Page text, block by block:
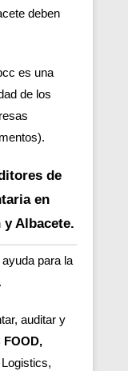
deben
es una
de los
de
en
Albacete.
para la
auditar y
FOOD,